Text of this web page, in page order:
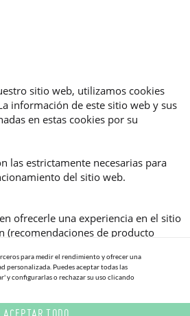
sitio web, utilizamos cookies
información de este sitio web y sus
en estas cookies por su
las estrictamente necesarias para
del sitio web.
ofrecerle una experiencia en el sitio
(recomendaciones de producto
esta cookie, nos ayuda a mejorar aún
para medir el rendimiento y ofrecer una
personalizada. Puedes aceptar todas las
y configurarlas o rechazar su uso clicando
ACEPTAR TODO